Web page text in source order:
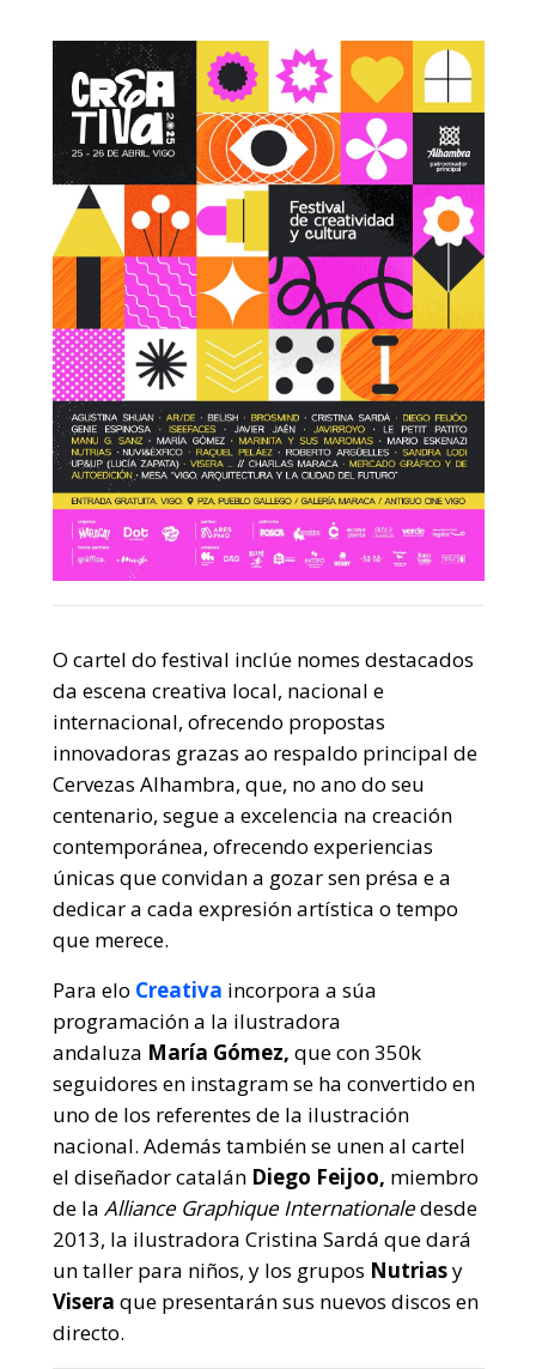
O cartel do festival inclúe nomes destacados
da escena creativa local, nacional e
internacional, ofrecendo propostas
innovadoras grazas ao respaldo principal de
Cervezas Alhambra, que, no ano do seu
centenario, segue a excelencia na creación
contemporánea, ofrecendo experiencias
únicas que convidan a gozar sen présa e a
dedicar a cada expresión artística o tempo
que merece.
Para elo Creativa incorpora a súa
programación a la ilustradora
andaluza María Gómez, que con 350k
seguidores en instagram se ha convertido en
uno de los referentes de la ilustración
nacional. Además también se unen al cartel
el diseñador catalán Diego Feijoo, miembro
de la Alliance Graphique Internationaledesde
2013, la ilustradora Cristina Sardá que dará
un taller para niños, y los grupos Nutriasy
Visera que presentarán sus nuevos discos en
directo.